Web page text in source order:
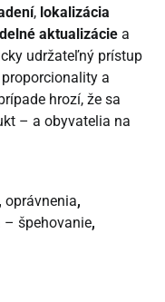
, lokalizácia
aktualizácie a
udržateľný prístup
a
hrozí, že sa
– a obyvatelia na
, oprávnenia,
– špehovanie,